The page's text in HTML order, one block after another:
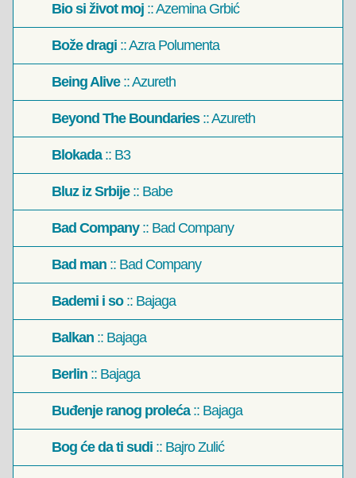
Bio si život moj :: Azemina Grbić
Bože dragi :: Azra Polumenta
Being Alive:: Azureth
Beyond The Boundaries:: Azureth
Blokada:: B3
Bluz iz Srbije:: Babe
Bad Company:: Bad Company
Bad man :: Bad Company
Bademi i so:: Bajaga
Balkan :: Bajaga
Berlin :: Bajaga
Buđenje ranog proleća:: Bajaga
Bog će da ti sudi :: Bajro Zulić